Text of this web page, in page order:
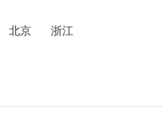
北京 浙江